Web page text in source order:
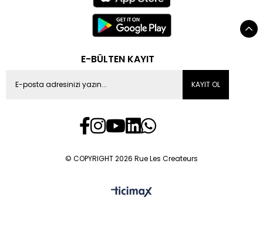
E-BÜLTEN KAYIT
KAYIT OL
© COPYRIGHT 2026 Rue Les Createurs